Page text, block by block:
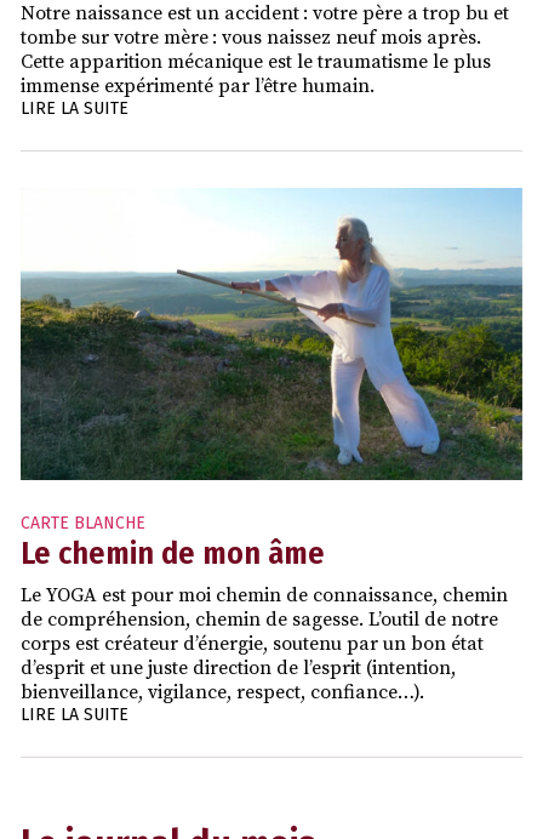
Notre naissance est un accident : votre père a trop bu et
tombe sur votre mère : vous naissez neuf mois après.
Cette apparition mécanique est le traumatisme le plus
immense expérimenté par l’être humain.
LIRE LA SUITE
CARTE BLANCHE
Le chemin de mon âme
Le YOGA est pour moi chemin de connaissance, chemin
de compréhension, chemin de sagesse. L’outil de notre
corps est créateur d’énergie, soutenu par un bon état
d’esprit et une juste direction de l’esprit (intention,
bienveillance, vigilance, respect, confiance…).
LIRE LA SUITE